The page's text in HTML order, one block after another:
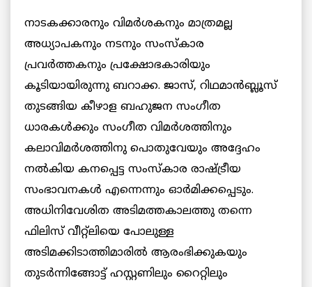
നാടകക്കാരനും വിമര്‍ശകനും മാത്രമല്ല
അധ്യാപകനും നടനും സംസ്‌കാര
പ്രവര്‍ത്തകനും പ്രക്ഷോഭകാരിയും
കൂടിയായിരുന്നു ബറാക്ക. ജാസ്, റിഥമാന്‍ബ്ലൂസ്
തുടങ്ങിയ കീഴാള ബഹുജന സംഗീത
ധാരകള്‍ക്കും സംഗീത വിമര്‍ശത്തിനും
കലാവിമര്‍ശത്തിനു പൊതുവേയും അദ്ദേഹം
നല്‍കിയ കനപ്പെട്ട സംസ്‌കാര രാഷ്ട്രീയ
സംഭാവനകള്‍ എന്നെന്നും ഓര്‍മിക്കപ്പെടും.
അധിനിവേശിത അടിമത്തകാലത്തു തന്നെ
ഫിലിസ് വീറ്റ്‌ലിയെ പോലുള്ള
അടിമക്കിടാത്തിമാരില്‍ ആരംഭിക്കുകയും
തുടര്‍ന്നിങ്ങോട്ട് ഹസ്റ്റണിലും റൈറ്റിലും